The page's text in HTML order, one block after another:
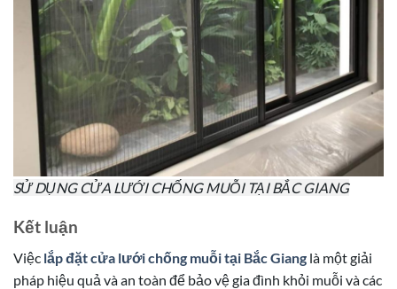
SỬ DỤNG CỬA LƯỚI CHỐNG MUỖI TẠI BẮC GIANG
Kết luận
Việc lắp đặt cửa lưới chống muỗi tại Bắc Giang là một giải
pháp hiệu quả và an toàn để bảo vệ gia đình khỏi muỗi và các